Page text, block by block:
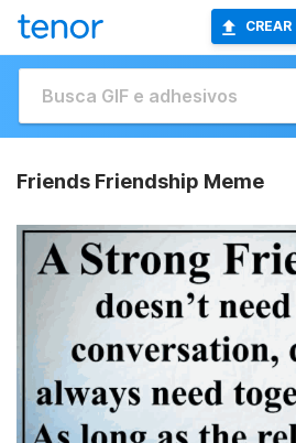
CREAR
Friends Friendship Meme